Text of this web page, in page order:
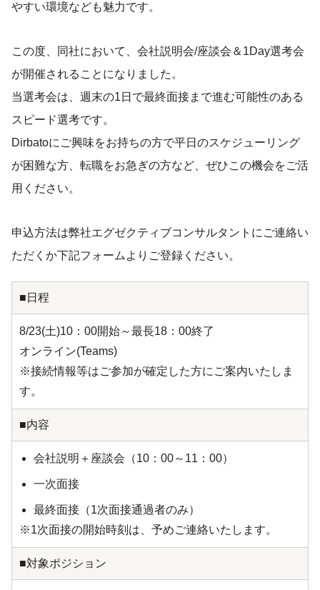
やすい環境なども魅力です。
この度、同社において、会社説明会/座談会＆1Day選考会
が開催されることになりました。
当選考会は、週末の1日で最終面接まで進む可能性のある
スピード選考です。
Dirbatoにご興味をお持ちの方で平日のスケジューリング
が困難な方、転職をお急ぎの方など、ぜひこの機会をご活
用ください。
申込方法は弊社エグゼクティブコンサルタントにご連絡い
ただくか下記フォームよりご登録ください。
■日程
8/23(土)10：00開始～最長18：00終了
オンライン(Teams)
※接続情報等はご参加が確定した方にご案内いたしま
す。
■内容
会社説明＋座談会（10：00～11：00）
一次面接
最終面接（1次面接通過者のみ）
※1次面接の開始時刻は、予めご連絡いたします。
■対象ポジション